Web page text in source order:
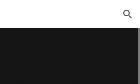
Skip to navigation